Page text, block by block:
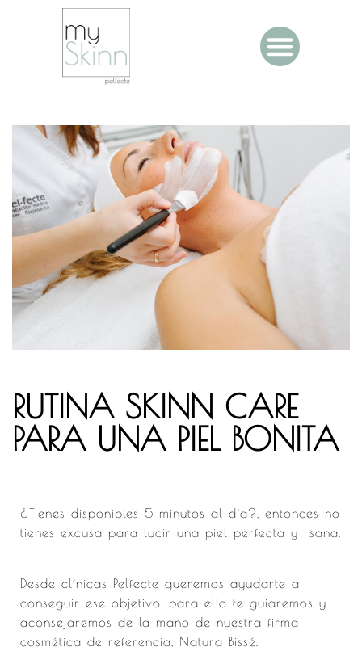
RUTINA SKINN CARE
PARA UNA PIEL BONITA
¿Tienes disponibles 5 minutos al día?, entonces no
tienes excusa para lucir una piel perfecta y sana.
Desde clínicas Pelfecte queremos ayudarte a
conseguir ese objetivo, para ello te guiaremos y
aconsejaremos de la mano de nuestra firma
cosmética de referencia, Natura Bissé.